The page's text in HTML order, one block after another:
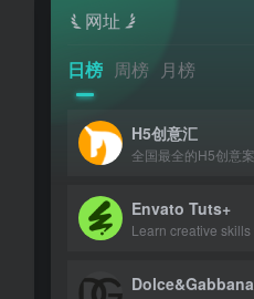
网址
日榜 周榜 月榜
H5创意汇
Envato Tuts+
Dolce&Gabbana